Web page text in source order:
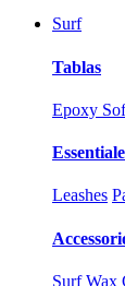
Surf
Tablas
Epoxy
Leashes
Surf Wax